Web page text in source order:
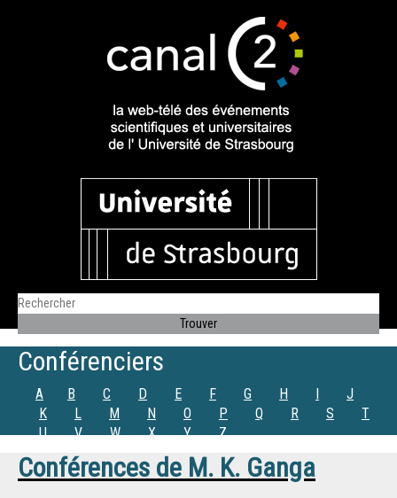
Conférenciers
A B C D E F G H I
J
K
L M N O P Q R S
T
U
V W X Y Z
Conférences de M. K. Ganga